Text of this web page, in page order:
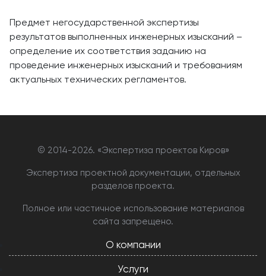
Предмет негосударственной экспертизы
результатов выполненных инженерных изысканий –
определение их соответствия заданию на
проведение инженерных изысканий и требованиям
актуальных технических регламентов.
© 2014-2026. «Экспертиза проектов Киров»
Экспертиза проектной документации, отдельных
разделов проекта.
Полное или частичное использование материалов
сайта запрещено.
О компании
Услуги